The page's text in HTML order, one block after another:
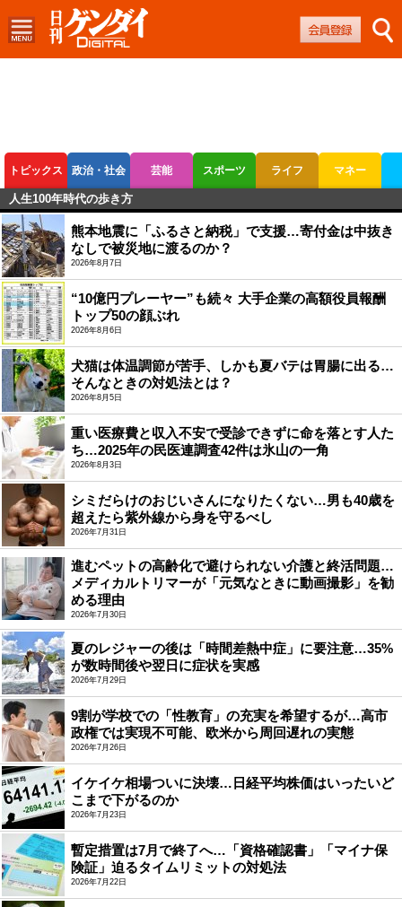
トピックス 政治・社会 芸能 スポーツ ライフ マネー
ボートレース 競輪
人生100年時代の歩き方
熊本地震に「ふるさと納税」で支援…寄付金は中抜き
なしで被災地に渡るのか？
2026年8月7日
“10億円プレーヤー”も続々 大手企業の高額役員報酬
トップ50の顔ぶれ
2026年8月6日
犬猫は体温調節が苦手、しかも夏バテは胃腸に出る…
そんなときの対処法とは？
2026年8月5日
重い医療費と収入不安で受診できずに命を落とす人た
ち…2025年の民医連調査42件は氷山の一角
2026年8月3日
シミだらけのおじいさんになりたくない…男も40歳を
超えたら紫外線から身を守るべし
2026年7月31日
進むペットの高齢化で避けられない介護と終活問題…
メディカルトリマーが「元気なときに動画撮影」を勧
める理由
2026年7月30日
夏のレジャーの後は「時間差熱中症」に要注意…35%
が数時間後や翌日に症状を実感
2026年7月29日
9割が学校での「性教育」の充実を希望するが…高市
政権では実現不可能、欧米から周回遅れの実態
2026年7月26日
イケイケ相場ついに決壊…日経平均株価はいったいど
こまで下がるのか
2026年7月23日
暫定措置は7月で終了へ…「資格確認書」「マイナ保
険証」迫るタイムリミットの対処法
2026年7月22日